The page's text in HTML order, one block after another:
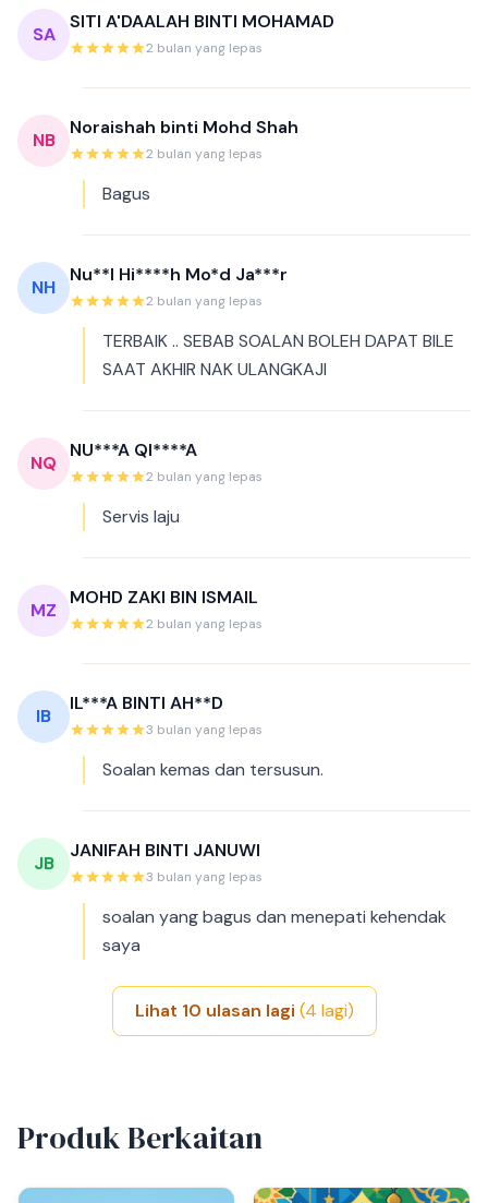
SA
SITI A'DAALAH BINTI MOHAMAD
2 bulan yang lepas
NB
Noraishah binti Mohd Shah
2 bulan yang lepas
Bagus
NH
Nu**l Hi****h Mo*d Ja***r
2 bulan yang lepas
TERBAIK .. SEBAB SOALAN BOLEH DAPAT BILE
SAAT AKHIR NAK ULANGKAJI
NQ
NU***A QI****A
2 bulan yang lepas
Servis laju
MZ
MOHD ZAKI BIN ISMAIL
2 bulan yang lepas
IB
IL***A BINTI AH**D
3 bulan yang lepas
Soalan kemas dan tersusun.
JB
JANIFAH BINTI JANUWI
3 bulan yang lepas
soalan yang bagus dan menepati kehendak
saya
Lihat 10 ulasan lagi (4 lagi)
Produk Berkaitan